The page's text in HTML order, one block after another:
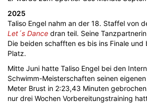
2025
Taliso Engel nahm an der 18. Staffel von
Let´s Dance dran teil. Seine
Die beiden schafften es bis ins Finale
Platz.
Mitte Juni hatte Taliso Engel bei den
Schwimm-Meisterschaften seinen
Meter Brust in 2:23,43 Minuten
nur drei Wochen Vorbereitungstraining